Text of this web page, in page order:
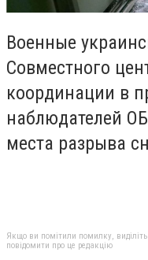
Военные
Совместного
координации в
наблюдателей
места разрыва
Якщо ви помітили помилку, виділіть
повідомити про це редакцію